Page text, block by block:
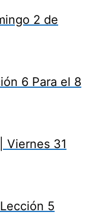
2 de
6 Para el 8
Viernes 31
5